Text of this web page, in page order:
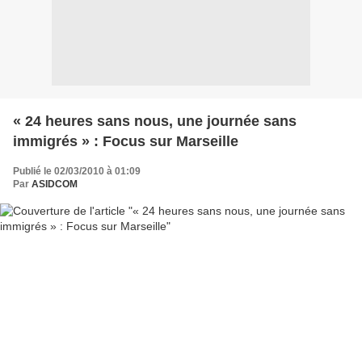
« 24 heures sans nous, une journée sans
immigrés » : Focus sur Marseille
Publié le 02/03/2010 à 01:09
Par ASIDCOM